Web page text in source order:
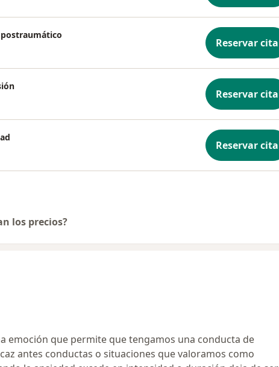
Reservar cita
Reservar cita
Reservar cita
los precios?
emoción que permite que tengamos una conducta de
antes conductas o situaciones que valoramos como